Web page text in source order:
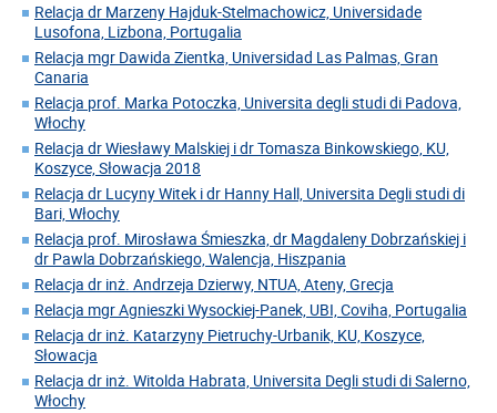
Relacja dr Marzeny Hajduk-Stelmachowicz, Universidade
Lusofona, Lizbona, Portugalia
Relacja mgr Dawida Zientka, Universidad Las Palmas, Gran
Canaria
Relacja prof. Marka Potoczka, Universita degli studi di Padova,
Włochy
Relacja dr Wiesławy Malskiej i dr Tomasza Binkowskiego, KU,
Koszyce, Słowacja 2018
Relacja dr Lucyny Witek i dr Hanny Hall, Universita Degli studi di
Bari, Włochy
Relacja prof. Mirosława Śmieszka, dr Magdaleny Dobrzańskiej i
dr Pawla Dobrzańskiego, Walencja, Hiszpania
Relacja dr inż. Andrzeja Dzierwy, NTUA, Ateny, Grecja
Relacja mgr Agnieszki Wysockiej-Panek, UBI, Coviha, Portugalia
Relacja dr inż. Katarzyny Pietruchy-Urbanik, KU, Koszyce,
Słowacja
Relacja dr inż. Witolda Habrata, Universita Degli studi di Salerno,
Włochy